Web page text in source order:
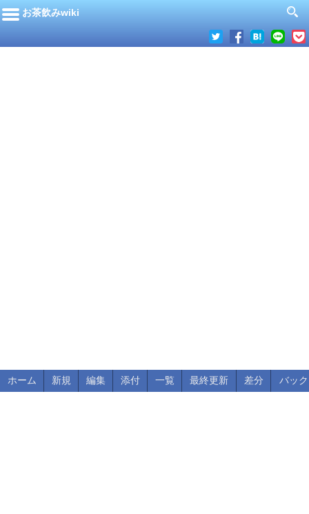
お茶飲みwiki
ホーム 新規 編集 添付 一覧 最終更新 差分 バッ